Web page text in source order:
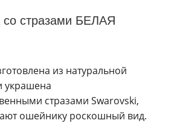
со стразами БЕЛАЯ
из натуральной
украшена
стразами Swarovski,
ошейнику роскошный вид.